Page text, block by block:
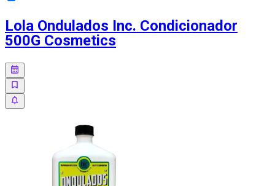
Lola Ondulados Inc. Condicionador
500G Cosmetics